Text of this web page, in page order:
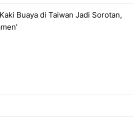
Buaya di Taiwan Jadi Sorotan,